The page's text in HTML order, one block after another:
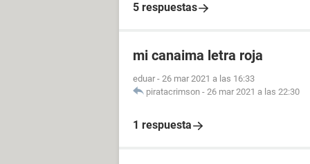
5 respuestas
mi canaima letra roja
eduar - 26 mar 2021 a las 16:33
piratacrimson - 26 mar 2021 a las 22:30
1 respuesta